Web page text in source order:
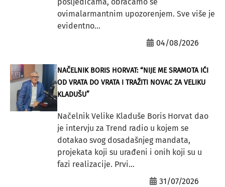
posljedicama, obraćamo se
ovimalarmantnim upozorenjem. Sve više je
evidentno...
04/08/2026
NAČELNIK BORIS HORVAT: “NIJE ME SRAMOTA IĆI
OD VRATA DO VRATA I TRAŽITI NOVAC ZA VELIKU
KLADUŠU”
Načelnik Velike Kladuše Boris Horvat dao
je intervju za Trend radio u kojem se
dotakao svog dosadašnjeg mandata,
projekata koji su urađeni i onih koji su u
fazi realizacije. Prvi...
31/07/2026